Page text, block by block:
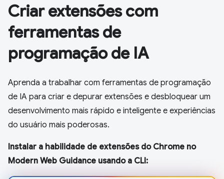
Criar extensões com
ferramentas de
programação de IA
Aprenda a trabalhar com ferramentas de programação
de IA para criar e depurar extensões e desbloquear um
desenvolvimento mais rápido e inteligente e experiências
do usuário mais poderosas.
Instalar a habilidade de extensões do Chrome no
Modern Web Guidance usando a CLI: